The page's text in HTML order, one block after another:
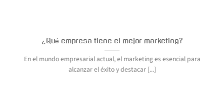
¿Qué empresa tiene el mejor marketing?
En el mundo empresarial actual, el marketing es esencial para
alcanzar el éxito y destacar [...]